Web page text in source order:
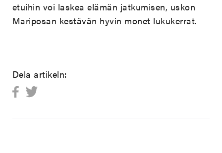
etuihin voi laskea elämän jatkumisen, uskon
Mariposan kestävän hyvin monet lukukerrat.
Dela artikeln: